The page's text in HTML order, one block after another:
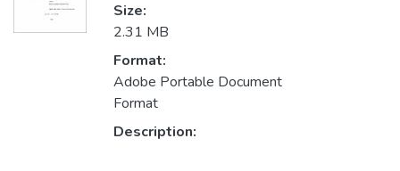
Size:
2.31 MB
Format:
Adobe Portable Document
Format
Description: